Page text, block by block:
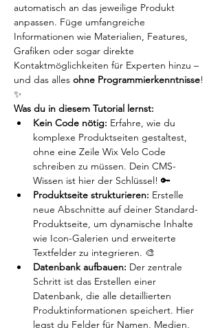
automatisch an das jeweilige Produkt
anpassen. Füge umfangreiche
Informationen wie Materialien, Features,
Grafiken oder sogar direkte
Kontaktmöglichkeiten für Experten hinzu –
und das alles ohne Programmierkenntnisse!
✨
Was du in diesem Tutorial lernst:
Kein Code nötig: Erfahre, wie du
komplexe Produktseiten gestaltest,
ohne eine Zeile Wix Velo Code
schreiben zu müssen. Dein CMS-
Wissen ist hier der Schlüssel! 🔑
Produktseite strukturieren: Erstelle
neue Abschnitte auf deiner Standard-
Produktseite, um dynamische Inhalte
wie Icon-Galerien und erweiterte
Textfelder zu integrieren. 🎨
Datenbank aufbauen: Der zentrale
Schritt ist das Erstellen einer
Datenbank, die alle detaillierten
Produktinformationen speichert. Hier
legst du Felder für Namen, Medien,